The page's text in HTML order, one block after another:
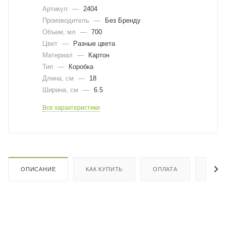
Артикул —
2404
Производитель
—
Без Бренду
Объем, мл
— 700
Цвет —
Разные цвета
Материал
—
Картон
Тип
—
Коробка
Длина, cм
—
18
Ширина, cм
— 6.5
Все характеристики
ОПИСАНИЕ КАК КУПИТЬ ОПЛАТА